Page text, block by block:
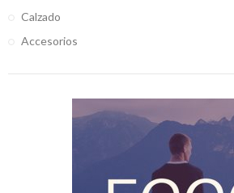
Calzado
Accesorios